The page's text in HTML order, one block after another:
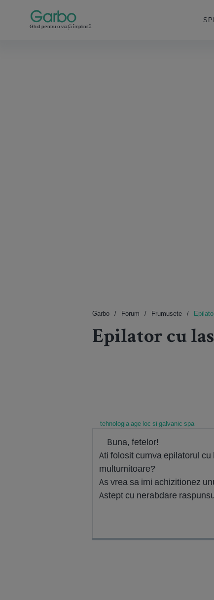
Ghid pentru o viață împlinită
Garbo Forum Frumusete
Epilator cu
tehnologia age loc si galvanic spa
Buna, fetelor!
Ati folosit cumva epilatorul
multumitoare?
As vrea sa imi achizitionez
Astept cu nerabdare